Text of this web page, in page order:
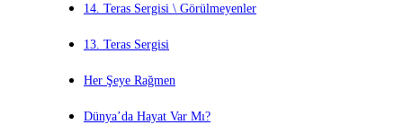
14. Teras Sergisi \ Görülmeyenler
13. Teras Sergisi
Her Şeye Rağmen
Dünya’da Hayat Var Mı?